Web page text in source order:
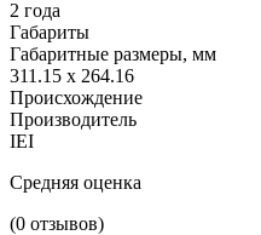
2 года
Габариты
Габаритные размеры, мм
311.15 x 264.16
Происхождение
Производитель
IEI
Средняя оценка
(0 отзывов)